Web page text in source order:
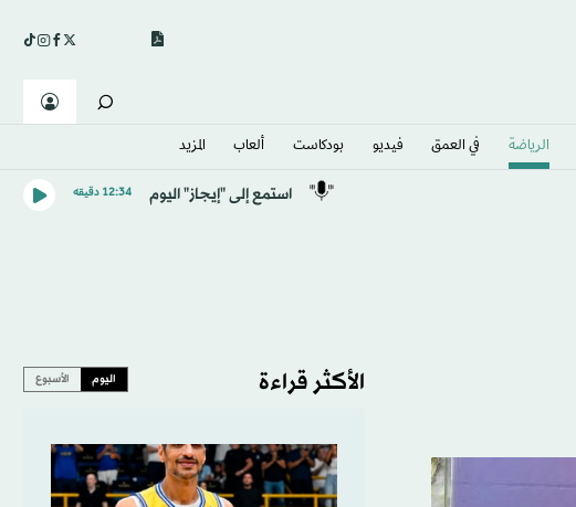
الرياضة في العمق فيديو بودكاست ألعاب المزيد
استمع إلى "إيجاز" اليوم 12:34 دقيقه
الأكثر قراءة اليوم الأسبوع